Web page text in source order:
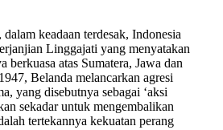
keadaan terdesak, Indonesia
Linggajati yang menyatakan
berkuasa atas Sumatera, Jawa dan
Belanda melancarkan agresi
yang disebutnya sebagai ‘aksi
sekadar untuk mengembalikan
tertekannya kekuatan perang